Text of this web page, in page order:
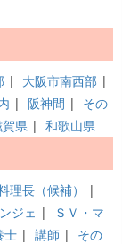
| 大阪市南西部 |
| 阪神間 | その
県 | 和歌山県
理長（候補）
|
ジェ |
ＳＶ・マ
士 | 講師 | その